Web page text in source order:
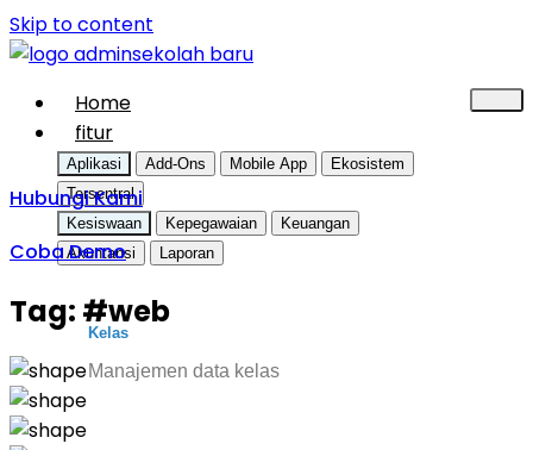
Skip to content
Home
fitur
Aplikasi Add-Ons Mobile App
Ekosistem
Tersentral
Kesiswaan
Kepegawaian
Keuangan
Akuntansi
Laporan
Kelas
Manajemen data kelas
Hubungi Kami
Coba Demo
Tag: #web